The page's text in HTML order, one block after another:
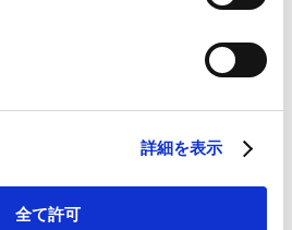
外部サイト）
リシー（
リシー（外部サイト）
詳細を表示
全て許可
院（法務博士（専門職））
修了（77期）・当事務所入所